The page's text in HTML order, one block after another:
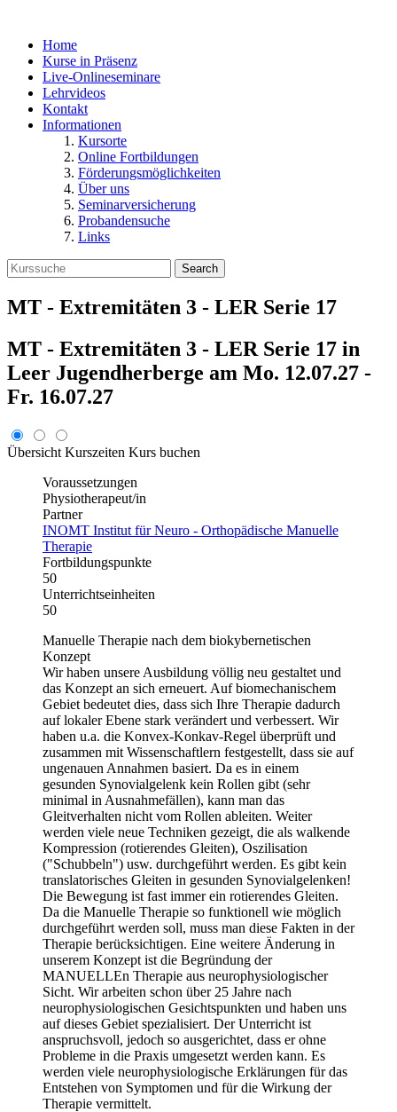
Home
Kurse in Präsenz
Live-Onlineseminare
Lehrvideos
Kontakt
Informationen
Kursorte
Online Fortbildungen
Förderungsmöglichkeiten
Über uns
Seminarversicherung
Probandensuche
Links
Search
MT - Extremitäten 3 - LER Serie 17
MT - Extremitäten 3 - LER Serie 17 in
Leer Jugendherberge am Mo. 12.07.27 -
Fr. 16.07.27
Übersicht Kurszeiten Kurs buchen
Voraussetzungen
Physiotherapeut/in
Partner
INOMT Institut für Neuro - Orthopädische Manuelle
Therapie
Fortbildungspunkte
50
Unterrichtseinheiten
50
Manuelle Therapie nach dem biokybernetischen
Konzept
Wir haben unsere Ausbildung völlig neu gestaltet und
das Konzept an sich erneuert. Auf biomechanischem
Gebiet bedeutet dies, dass sich Ihre Therapie dadurch
auf lokaler Ebene stark verändert und verbessert. Wir
haben u.a. die Konvex-Konkav-Regel überprüft und
zusammen mit Wissenschaftlern festgestellt, dass sie auf
ungenauen Annahmen basiert. Da es in einem
gesunden Synovialgelenk kein Rollen gibt (sehr
minimal in Ausnahmefällen), kann man das
Gleitverhalten nicht vom Rollen ableiten. Weiter
werden viele neue Techniken gezeigt, die als walkende
Kompression (rotierendes Gleiten), Oszilisation
("Schubbeln") usw. durchgeführt werden. Es gibt kein
translatorisches Gleiten in gesunden Synovialgelenken!
Die Bewegung ist fast immer ein rotierendes Gleiten.
Da die Manuelle Therapie so funktionell wie möglich
durchgeführt werden soll, muss man diese Fakten in der
Therapie berücksichtigen. Eine weitere Änderung in
unserem Konzept ist die Begründung der
MANUELLEn Therapie aus neurophysiologischer
Sicht. Wir arbeiten schon über 25 Jahre nach
neurophysiologischen Gesichtspunkten und haben uns
auf dieses Gebiet spezialisiert. Der Unterricht ist
anspruchsvoll, jedoch so ausgerichtet, dass er ohne
Probleme in die Praxis umgesetzt werden kann. Es
werden viele neurophysiologische Erklärungen für das
Entstehen von Symptomen und für die Wirkung der
Therapie vermittelt.